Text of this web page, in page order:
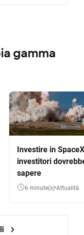
gamma
Investire in
investitori
sapere
6 minute(s) Attualità